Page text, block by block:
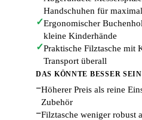
Handschuhen für
✓Ergonomischer
kleine Kinderhände
✓Praktische Filztasche mit
Transport überall
DAS KÖNNTE BESSER SEIN
−Höherer Preis als reine
Zubehör
−Filztasche weniger robust